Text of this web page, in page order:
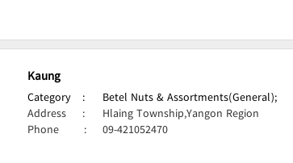
Kaung
Category :
Betel Nuts & Assortments(General);
Address
:
Hlaing Township,Yangon Region
Phone
: 09-421052470